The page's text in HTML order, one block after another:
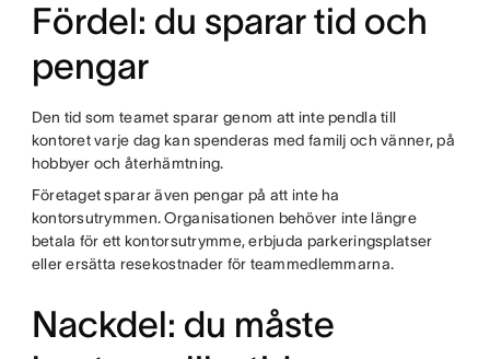
Fördel: du sparar tid och
pengar
Den tid som teamet sparar genom att inte pendla till
kontoret varje dag kan spenderas med familj och vänner, på
hobbyer och återhämtning.
Företaget sparar även pengar på att inte ha
kontorsutrymmen. Organisationen behöver inte längre
betala för ett kontorsutrymme, erbjuda parkeringsplatser
eller ersätta resekostnader för teammedlemmarna.
Nackdel: du måste